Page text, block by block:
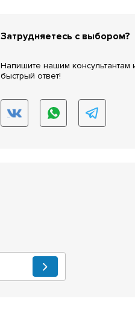
Затрудняетесь с выбором?
Напишите нашим консультантам
быстрый ответ!